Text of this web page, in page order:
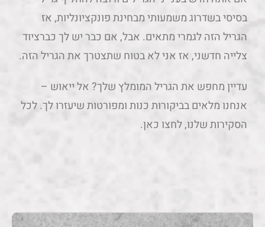
בסיסי בשדרוג משמעותי מבחינת פונקציונליות, אז
הגריל הזה לגמרי מתאים. אבל, אם כבר יש לך כברציוד
צלייה חדשני, אז אני לא בטוח שתצטרך את הגריל הזה.
עדיין מחפש את הגריל המומלץ שלך? אל ייאוש –
אנחנו מלאים בביקורות כנות ומפורטות שיעזרו לך. לכל
הסקירות שלנו, לחצו כאן.